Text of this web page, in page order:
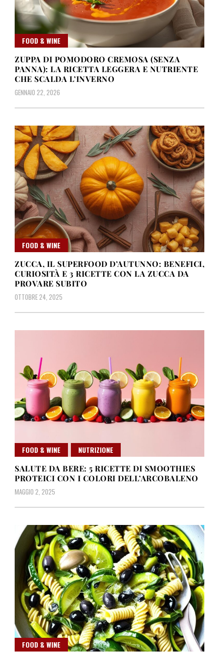
FOOD & WINE
ZUPPA DI POMODORO CREMOSA (SENZA
PANNA): LA RICETTA LEGGERA E NUTRIENTE
CHE SCALDA L’INVERNO
GENNAIO 22, 2026
FOOD & WINE
ZUCCA, IL SUPERFOOD D’AUTUNNO: BENEFICI,
CURIOSITÀ E 3 RICETTE CON LA ZUCCA DA
PROVARE SUBITO
OTTOBRE 24, 2025
FOOD & WINE
NUTRIZIONE
SALUTE DA BERE: 5 RICETTE DI SMOOTHIES
PROTEICI CON I COLORI DELL’ARCOBALENO
MAGGIO 2, 2025
FOOD & WINE